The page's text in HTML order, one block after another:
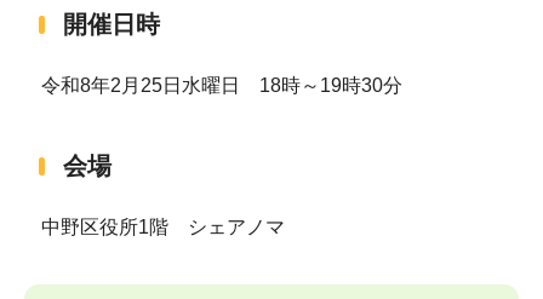
開催日時
令和8年2月25日水曜日 18時～19時30分
会場
中野区役所1階 シェアノマ